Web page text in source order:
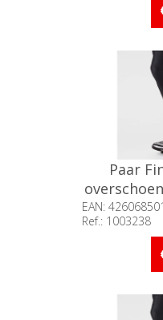
Paar
EAN:
Ref.: 1003238